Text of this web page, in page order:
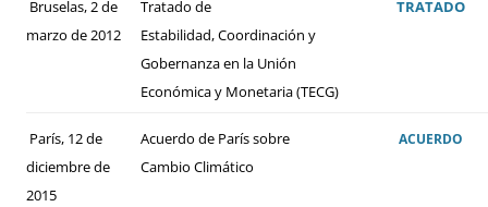
Bruselas, 2 de
marzo de 2012
Tratado de
Estabilidad, Coordinación y
Gobernanza en la Unión
Económica y Monetaria (TECG)
TRATADO
París, 12 de
diciembre de
2015
Acuerdo de París sobre
Cambio Climático
ACUERDO